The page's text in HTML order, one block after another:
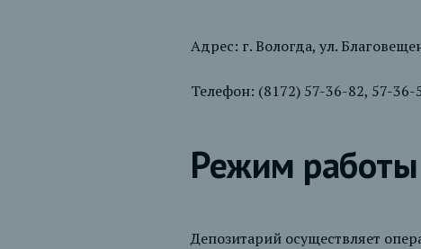
Адрес: г. Вологда, ул.
Телефон: (8172) 57-36-82, 57-36-
Режим
Депозитарий осуществляет